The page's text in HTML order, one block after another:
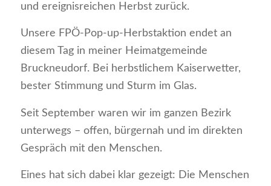
und ereignisreichen Herbst zurück.
Unsere FPÖ-Pop-up-Herbstaktion endet an
diesem Tag in meiner Heimatgemeinde
Bruckneudorf. Bei herbstlichem Kaiserwetter,
bester Stimmung und Sturm im Glas.
Seit September waren wir im ganzen Bezirk
unterwegs – offen, bürgernah und im direkten
Gespräch mit den Menschen.
Eines hat sich dabei klar gezeigt: Die Menschen